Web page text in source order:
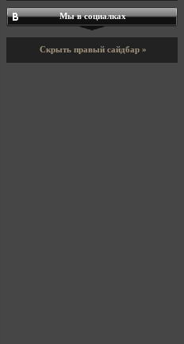
Мы в социалках
Скрыть правый сайдбар »